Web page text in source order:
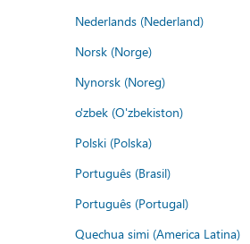
Nederlands (Nederland)
Norsk (Norge)
Nynorsk (Noreg)
o'zbek (O'zbekiston)
Polski (Polska)
Português (Brasil)
Português (Portugal)
Quechua simi (America Latina)